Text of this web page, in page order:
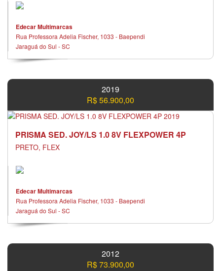
Edecar Multimarcas
Rua Professora Adelia Fischer, 1033 - Baependi
Jaraguá do Sul - SC
2019
R$ 56.900,00
PRISMA SED. JOY/LS 1.0 8V FLEXPOWER 4P
PRETO, FLEX
Edecar Multimarcas
Rua Professora Adelia Fischer, 1033 - Baependi
Jaraguá do Sul - SC
2012
R$ 73.900,00